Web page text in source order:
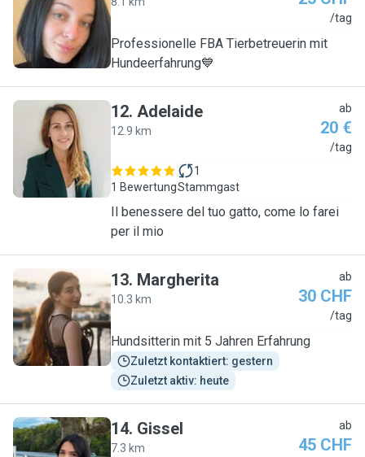
M /tag
Professionelle FBA Tierbetreuerin mit
Hundeerfahrung💙
A
12. Adelaide
12.9 km
ab
20 €
/tag
1 Bewertung
1
Stammgast
Il benessere del tuo gatto, come lo farei
per il mio
M
13. Margherita
10.3 km
ab
30 CHF
/tag
Hundsitterin mit 5 Jahren Erfahrung
Zuletzt kontaktiert: gestern
Zuletzt aktiv: heute
14. Gissel
7.3 km
ab
45 CHF